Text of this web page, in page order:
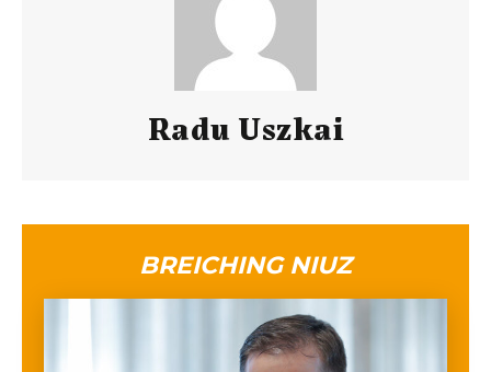
Radu Uszkai
BREICHING NIUZ